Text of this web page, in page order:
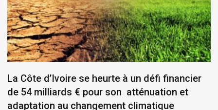
La Côte d’Ivoire se heurte à un défi financier
de 54 milliards € pour son atténuation et
adaptation au changement climatique